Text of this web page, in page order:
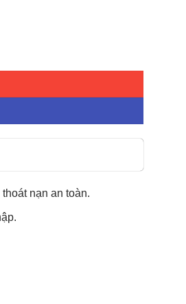
nạn an toàn.